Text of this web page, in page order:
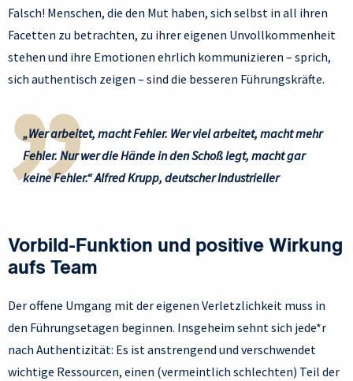
Falsch! Menschen, die den Mut haben, sich selbst in all ihren
Facetten zu betrachten, zu ihrer eigenen Unvollkommenheit
stehen und ihre Emotionen ehrlich kommunizieren – sprich,
sich authentisch zeigen – sind die besseren Führungskräfte.
„Wer arbeitet, macht Fehler. Wer viel arbeitet, macht mehr
Fehler. Nur wer die Hände in den Schoß legt, macht gar
keine Fehler.“ Alfred Krupp, deutscher Industrieller
Vorbild-Funktion und positive Wirkung
aufs Team
Der offene Umgang mit der eigenen Verletzlichkeit muss in
den Führungsetagen beginnen. Insgeheim sehnt sich jede*r
nach Authentizität: Es ist anstrengend und verschwendet
wichtige Ressourcen, einen (vermeintlich schlechten) Teil der